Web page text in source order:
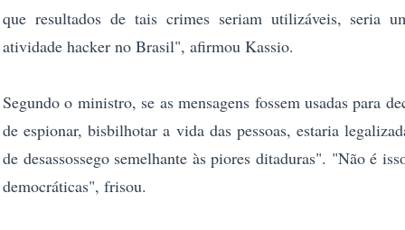
que resultados de tais crimes seriam utilizáveis, seria
atividade hacker no Brasil", afirmou Kassio.
Segundo o ministro, se as mensagens fossem usadas para
de espionar, bisbilhotar a vida das pessoas, estaria
de desassossego semelhante às piores ditaduras". "Não é
democráticas", frisou.